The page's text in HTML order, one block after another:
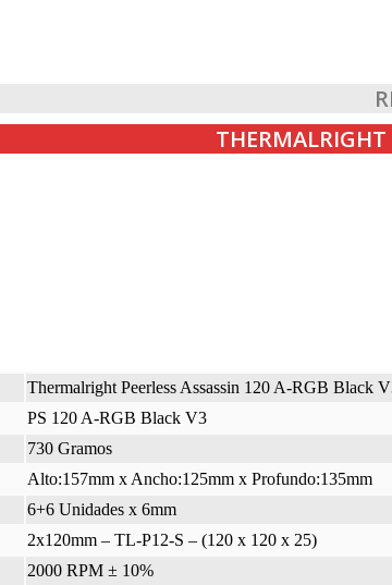
THERMALRIGHT
Thermalright Peerless Assassin 120 A-RGB Black
PS 120 A-RGB Black V3
730 Gramos
Alto:157mm x Ancho:125mm x Profundo:135mm
6+6 Unidades x 6mm
2x120mm – TL-P12-S – (120 x 120 x 25)
2000 RPM ± 10%